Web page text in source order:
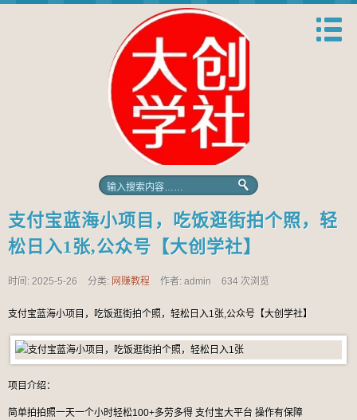
支付宝蓝海小项目，吃饭逛街拍个照，轻
松日入1张,公众号【大创学社】
时间: 2025-5-26 分类: 网赚教程 作者: admin 634 次浏览
支付宝蓝海小项目，吃饭逛街拍个照，轻松日入1张,公众号【大创学社】
项目介绍：
简单拍拍照一天一个小时轻松100+多劳多得 支付宝大平台 操作有保障